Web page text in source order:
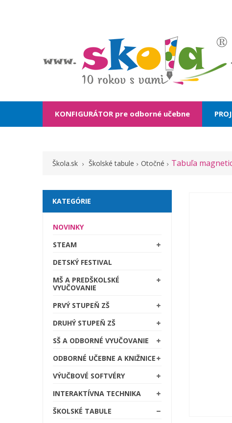
KONFIGURÁTOR pre odborné učebne
Škola.sk Školské tabule Otočné Tabuľa
KATEGÓRIE
NOVINKY
STEAM
DETSKÝ FESTIVAL
MŠ A PREDŠKOLSKÉ
VYUČOVANIE
PRVÝ STUPEŇ ZŠ
DRUHÝ STUPEŇ ZŠ
SŠ A ODBORNÉ VYUČOVANIE
ODBORNÉ UČEBNE A KNIŽNICE
VÝUČBOVÉ SOFTVÉRY
INTERAKTÍVNA TECHNIKA
ŠKOLSKÉ TABULE